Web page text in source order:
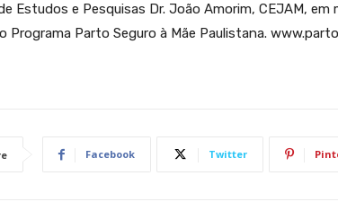
Estudos e Pesquisas Dr. João Amorim, CEJAM, em
Programa Parto Seguro à Mãe Paulistana.
Facebook Twitter